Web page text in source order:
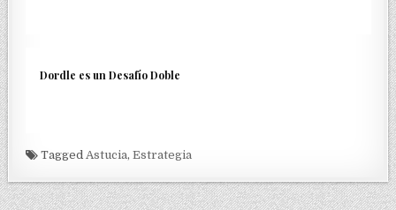
Dordle es un Desafío Doble
Tagged Astucia,Estrategia